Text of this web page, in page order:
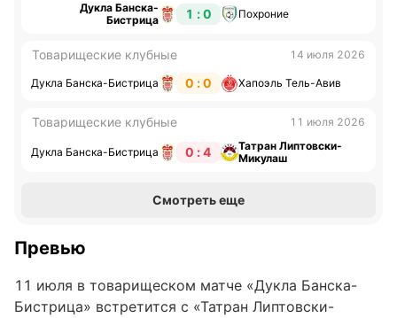
Дукла Банска-
Бистрица
1 : 0 Похроние
Товарищеские клубные 14 июля 2026
Дукла Банска-Бистрица 0 : 0 Хапоэль Тель-Авив
Товарищеские клубные 11 июля 2026
Дукла Банска-Бистрица 0 : 4
Татран Липтовски-
Микулаш
Смотреть еще
Превью
11 июля в товарищеском матче «Дукла Банска-
Бистрица» встретится с «Татран Липтовски-